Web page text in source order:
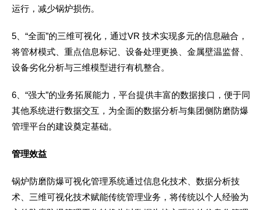
运行，减少锅炉损伤。
5、“全面”的三维可视化，通过VR 技术实现多元的信息融合，
将管材模式、重点信息标记、设备处理更换、金属壁温监督、
设备劣化分析与三维模型进行有机整合。
6、“强大”的业务拓展能力，平台提供丰富的数据接口，便于同
其他系统进行数据交互，为全面的数据分析与集团侧防磨防爆
管理平台的建设奠定基础。
管理效益
锅炉防磨防爆可视化管理系统通过信息化技术、数据分析技
术、三维可视化技术赋能传统管理业务，将传统以个人经验为